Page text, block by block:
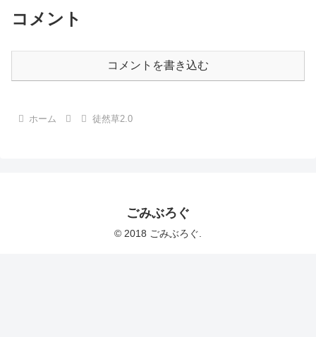
コメント
コメントを書き込む
ホーム 徒然草2.0
ごみぶろぐ
© 2018 ごみぶろぐ.